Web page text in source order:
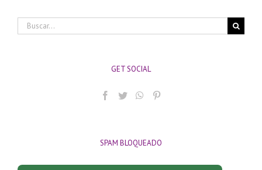
Buscar:
GET SOCIAL
SPAM BLOQUEADO